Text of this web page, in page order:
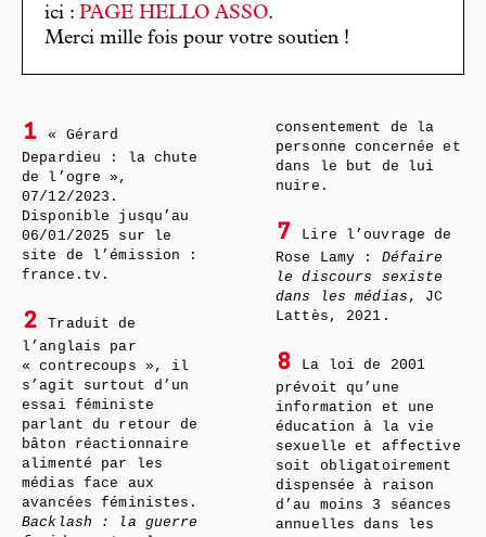
ici : PAGE HELLO ASSO.
Merci mille fois pour votre soutien !
1
« Gérard
Depardieu : la chute
de l’ogre »,
07/12/2023.
Disponible jusqu’au
06/01/2025 sur le
site de l’émission :
france.tv.
2
Traduit de
l’anglais par
« contrecoups », il
s’agit surtout d’un
essai féministe
parlant du retour de
bâton réactionnaire
alimenté par les
médias face aux
avancées féministes.
Backlash : la guerre
consentement de la
personne concernée et
dans le but de lui
nuire.
7
Lire l’ouvrage de
Rose Lamy : Défaire
le discours sexiste
dans les médias , JC
Lattès, 2021.
8
La loi de 2001
prévoit qu’une
information et une
éducation à la vie
sexuelle et affective
soit obligatoirement
dispensée à raison
d’au moins 3 séances
annuelles dans les